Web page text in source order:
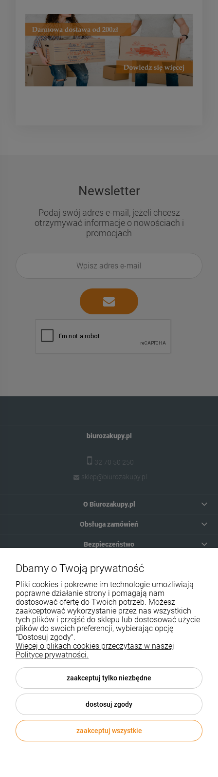
Newsletter
Podaj swój adres e-mail, jeżeli chcesz
otrzymywać informacje o nowościach i
promocjach
biurozakupy.pl
32 70 50 250
sklep@biurozakupy.pl
O Biurozakupy.pl
Obsługa zamówień
Bezpieczeństwo
Moje konto
Pomoc
Informacje i ceny opublikowane na stronie nie stanowią oferty w
rozumieniu przepisów kodeksu cywilnego.
sklep@biurozakupy.pl
Sklep internetowy Shoper.pl
Dbamy o Twoją prywatność
Pliki cookies i pokrewne im technologie umożliwiają
poprawne działanie strony i pomagają nam
dostosować ofertę do Twoich potrzeb. Możesz
zaakceptować wykorzystanie przez nas wszystkich
tych plików i przejść do sklepu lub dostosować użycie
plików do swoich preferencji, wybierając opcję
"Dostosuj zgody".
Więcej o plikach cookies przeczytasz w naszej
Polityce prywatności.
zaakceptuj tylko niezbędne
dostosuj zgody
zaakceptuj wszystkie